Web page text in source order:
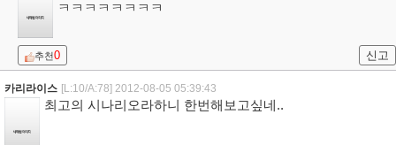
ㅋㅋㅋㅋㅋㅋㅋㅋ
추천0 신고
카리라이스 [L:10/A:78] 2012-08-05 05:39:43
최고의 시나리오라하니 한번해보고싶네..